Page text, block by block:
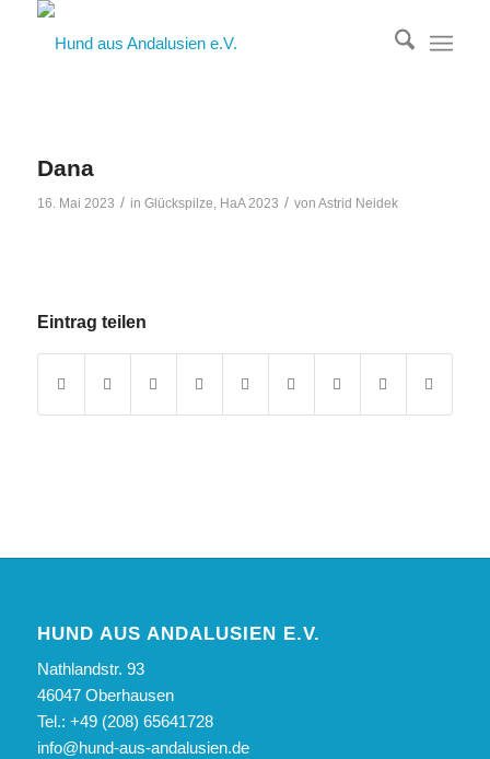
Dana
16. Mai 2023 / in Glückspilze, HaA 2023 / von Astrid Neidek
Eintrag teilen
HUND AUS ANDALUSIEN E.V.
Nathlandstr. 93
46047 Oberhausen
Tel.: +49 (208) 65641728
info@hund-aus-andalusien.de